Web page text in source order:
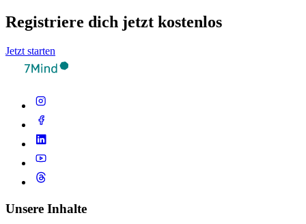
Registriere dich jetzt kostenlos
Jetzt starten
Unsere Inhalte